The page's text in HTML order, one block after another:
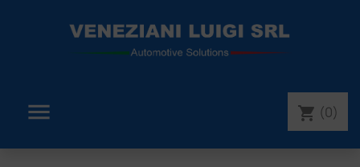
 shopping_cart (0)